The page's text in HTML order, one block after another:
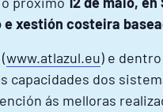
xestión costeira
(www.atlazul.eu) e
capacidades dos
ás melloras